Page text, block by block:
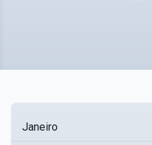
Janeiro